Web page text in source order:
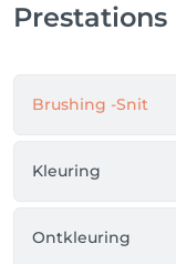
Prestations
Brushing -Snit
Kleuring
Ontkleuring